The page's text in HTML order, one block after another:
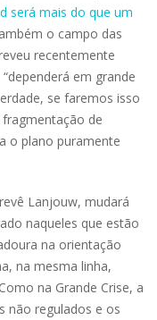
será mais do que um
o campo das
recentemente
em grande
se faremos isso
fragmentação de
o plano puramente
Lanjouw, mudará
naqueles que estão
na orientação
na mesma linha,
na Grande Crise, a
não regulados e os